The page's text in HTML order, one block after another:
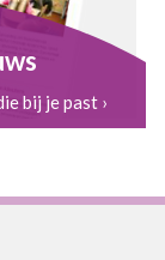
bij je past ›